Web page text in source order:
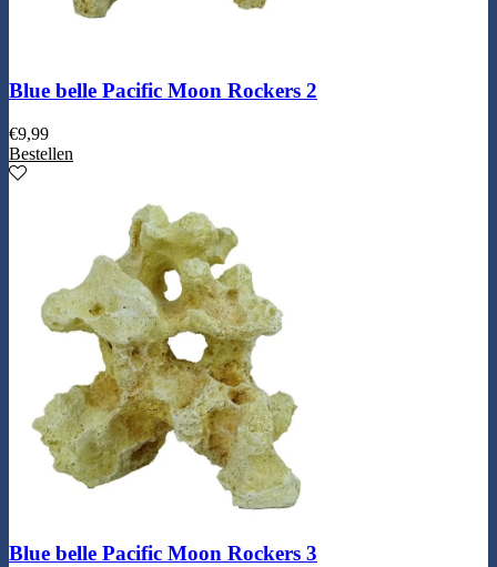
Blue belle Pacific Moon Rockers 2
€9,99
Bestellen
Blue belle Pacific Moon Rockers 3